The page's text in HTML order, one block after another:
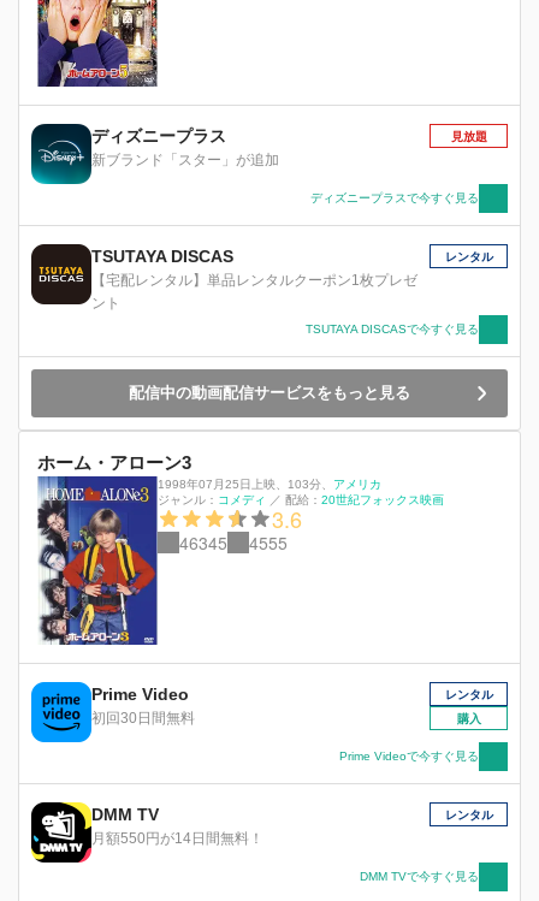
ディズニープラス
新ブランド「スター」が追加
見放題
ディズニープラスで今すぐ見る
TSUTAYA DISCAS
【宅配レンタル】単品レンタルクーポン1枚プレゼ
ント
レンタル
TSUTAYA DISCASで今すぐ見る
配信中の動画配信サービスをもっと見る
ホーム・アローン3
1998年07月25日上映 103分
アメリカ
ジャンル： コメディ ／ 配給： 20世紀フォックス映画
3.6
46345 4555
Prime Video
初回30日間無料
レンタル
購入
Prime Videoで今すぐ見る
DMM TV
月額550円が14日間無料！
レンタル
DMM TVで今すぐ見る